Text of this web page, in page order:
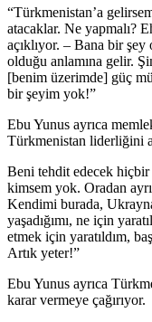
“Türkmenistan’a
atacaklar. Ne yapmalı?
açıklıyor. – Bana bir
olduğu anlamına gelir.
[benim üzerimde] güç
bir şeyim yok!”
Ebu Yunus ayrıca
Türkmenistan liderliğini
Beni tehdit edecek
kimsem yok. Oradan
Kendimi burada,
yaşadığımı, ne için
etmek için yaratıldım,
Artık yeter!”
Ebu Yunus ayrıca
karar vermeye çağırıyor.